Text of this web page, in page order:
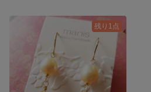
残り1点